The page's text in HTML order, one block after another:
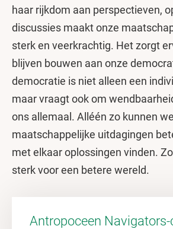
haar rijkdom aan perspectieven,
discussies maakt onze
sterk en veerkrachtig. Het zorgt
blijven bouwen aan onze
democratie is niet alleen een
maar vraagt ook om
ons allemaal. Alléén zo kunnen we
maatschappelijke uitdagingen
met elkaar oplossingen vinden.
sterk voor een betere wereld.
Antropoceen